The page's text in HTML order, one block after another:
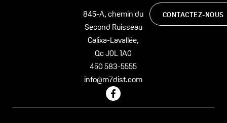
845-A, chemin du
Second Ruisseau
Calixa-Lavallée,
Qc J0L 1A0
450 583-5555
info@m7dist.com
F
a
c
CONTACTEZ-NOUS